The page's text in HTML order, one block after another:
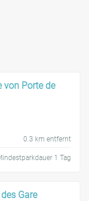
von Porte de
0.3 km entfernt
1 Tag
Gare